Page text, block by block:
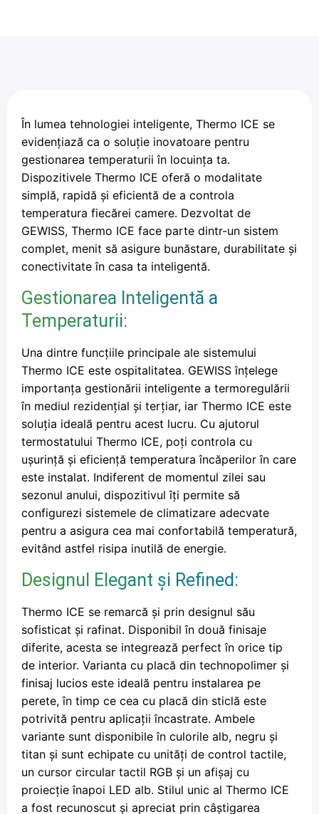
În lumea tehnologiei inteligente, Thermo ICE se
evidențiază ca o soluție inovatoare pentru
gestionarea temperaturii în locuința ta.
Dispozitivele Thermo ICE oferă o modalitate
simplă, rapidă și eficientă de a controla
temperatura fiecărei camere. Dezvoltat de
GEWISS, Thermo ICE face parte dintr-un sistem
complet, menit să asigure bunăstare, durabilitate și
conectivitate în casa ta inteligentă.
Gestionarea Inteligentă a
Temperaturii:
Una dintre funcțiile principale ale sistemului
Thermo ICE este ospitalitatea. GEWISS înțelege
importanța gestionării inteligente a termoregulării
în mediul rezidențial și terțiar, iar Thermo ICE este
soluția ideală pentru acest lucru. Cu ajutorul
termostatului Thermo ICE, poți controla cu
ușurință și eficiență temperatura încăperilor în care
este instalat. Indiferent de momentul zilei sau
sezonul anului, dispozitivul îți permite să
configurezi sistemele de climatizare adecvate
pentru a asigura cea mai confortabilă temperatură,
evitând astfel risipa inutilă de energie.
Designul Elegant și Refined:
Thermo ICE se remarcă și prin designul său
sofisticat și rafinat. Disponibil în două finisaje
diferite, acesta se integrează perfect în orice tip
de interior. Varianta cu placă din technopolimer și
finisaj lucios este ideală pentru instalarea pe
perete, în timp ce cea cu placă din sticlă este
potrivită pentru aplicații încastrate. Ambele
variante sunt disponibile în culorile alb, negru și
titan și sunt echipate cu unități de control tactile,
un cursor circular tactil RGB și un afișaj cu
proiecție înapoi LED alb. Stilul unic al Thermo ICE
a fost recunoscut și apreciat prin câștigarea